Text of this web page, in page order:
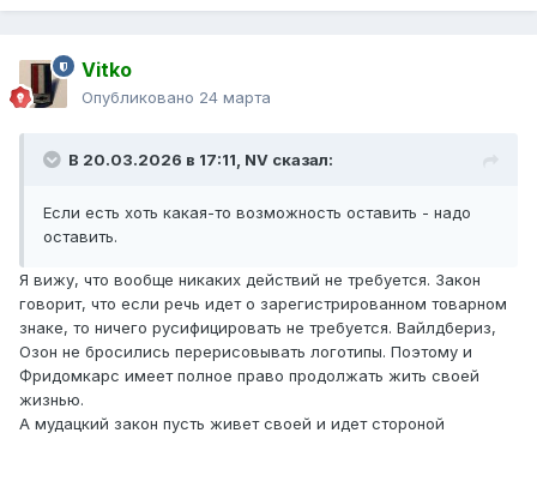
Vitko
Опубликовано 24 марта
В 20.03.2026 в 17:11, NV сказал:
Если есть хоть какая-то возможность оставить - надо
оставить.
Я вижу, что вообще никаких действий не требуется. Закон
говорит, что если речь идет о зарегистрированном товарном
знаке, то ничего русифицировать не требуется. Вайлдбериз,
Озон не бросились перерисовывать логотипы. Поэтому и
Фридомкарс имеет полное право продолжать жить своей
жизнью.
А мудацкий закон пусть живет своей и идет стороной